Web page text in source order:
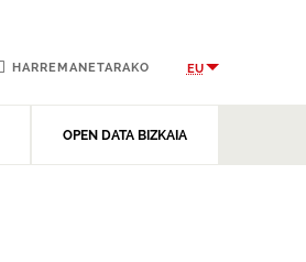
OPEN DATA BIZKAIA
HARREMANETARAKO EU